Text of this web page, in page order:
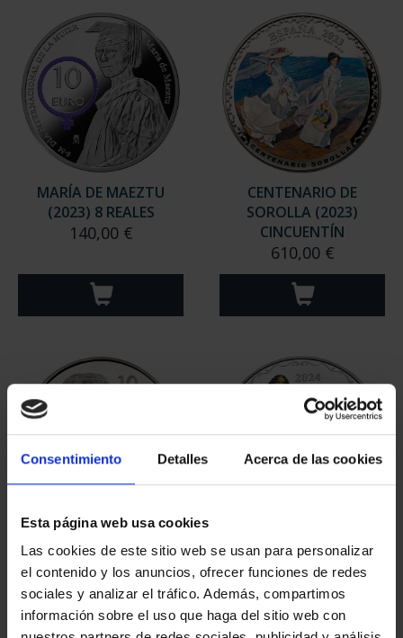
Consentimiento Detalles Acerca de las cookies
Esta página web usa cookies
Las cookies de este sitio web se usan para personalizar
el contenido y los anuncios, ofrecer funciones de redes
sociales y analizar el tráfico. Además, compartimos
información sobre el uso que haga del sitio web con
MARÍA DE MAEZTU
(2023) 8 REALES
140,00 €
CENTENARIO DE
SOROLLA (2023)
CINCUENTÍN
610,00 €
MARGARITA SALAS
(2024) 8 REALES
140,00 €
(2024) CINCUENTÍN
610,00 €